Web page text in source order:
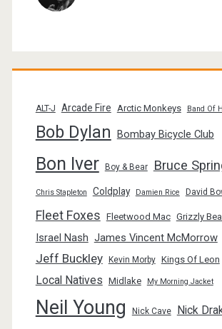
ALT-J Arcade Fire Arctic Monkeys Band Of
Bob Dylan Bombay Bicycle Club
Bon Iver Boy & Bear Bruce
Chris Stapleton Coldplay Damien Rice David
Fleet Foxes Fleetwood Mac Grizzly
Israel Nash James Vincent McMorrow
Jeff Buckley Kevin Morby Kings Of Leon
Local Natives Midlake My Morning Jacket
Neil Young Nick Cave Nick